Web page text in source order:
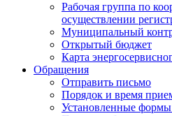
Рабочая группа по
осуществлении
Муниципальный
Открытый бюджет
Карта
Обращения
Отправить письмо
Порядок и время
Установленные